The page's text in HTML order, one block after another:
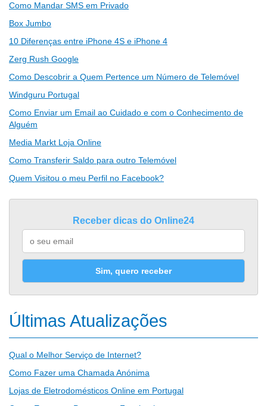
Como Mandar SMS em Privado
Box Jumbo
10 Diferenças entre iPhone 4S e iPhone 4
Zerg Rush Google
Como Descobrir a Quem Pertence um Número de Telemóvel
Windguru Portugal
Como Enviar um Email ao Cuidado e com o Conhecimento de
Alguém
Media Markt Loja Online
Como Transferir Saldo para outro Telemóvel
Quem Visitou o meu Perfil no Facebook?
Receber dicas do Online24
Sim, quero receber
Últimas Atualizações
Qual o Melhor Serviço de Internet?
Como Fazer uma Chamada Anónima
Lojas de Eletrodomésticos Online em Portugal